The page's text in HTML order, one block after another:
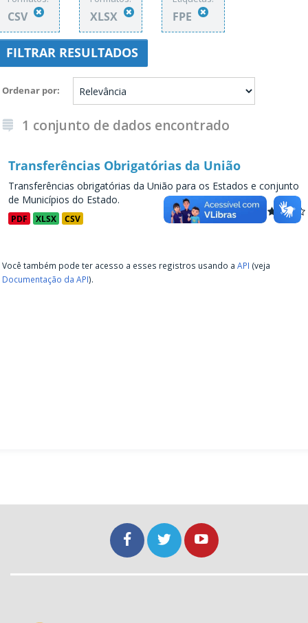
CSV XLSX FPE
FILTRAR RESULTADOS
Ordenar por
1 conjunto de dados encontrado
Transferências Obrigatórias da União
Transferências obrigatórias da União para os Estados e conjunto
de Municípios do Estado.
PDF XLSX CSV
Você também pode ter acesso a esses registros usando a API (veja
Documentação da API).